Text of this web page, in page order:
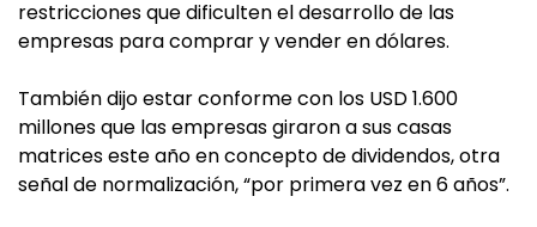
restricciones que dificulten el desarrollo de las
empresas para comprar y vender en dólares.
También dijo estar conforme con los USD 1.600
millones que las empresas giraron a sus casas
matrices este año en concepto de dividendos, otra
señal de normalización, “por primera vez en 6 años”.